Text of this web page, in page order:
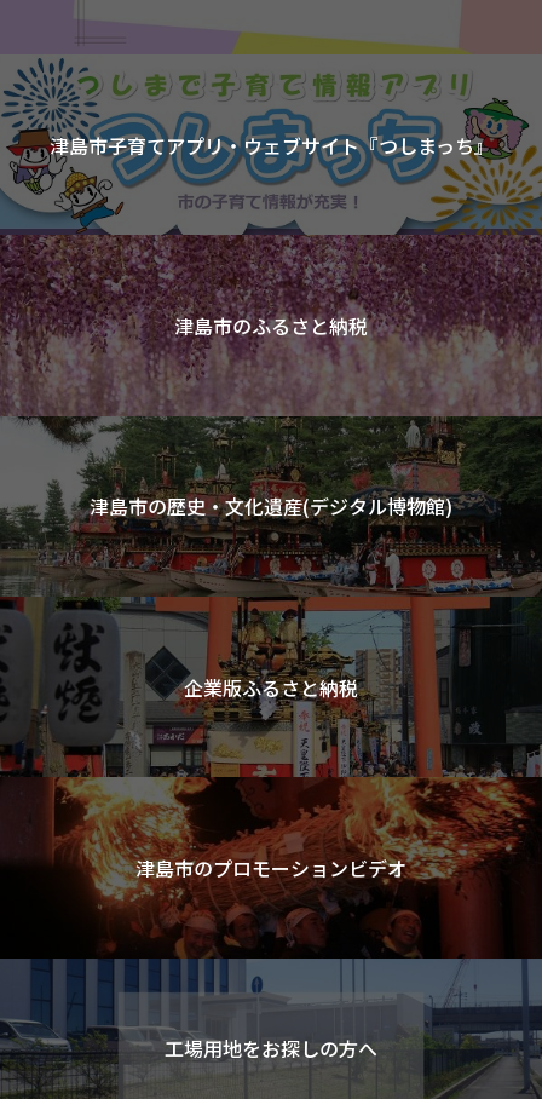
津島市子育てアプリ・ウェブサイト『つしまっち』
津島市のふるさと納税
津島市の歴史・文化遺産(デジタル博物館)
企業版ふるさと納税
津島市のプロモーションビデオ
工場用地をお探しの方へ